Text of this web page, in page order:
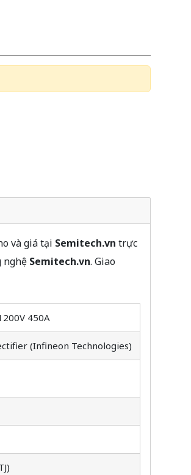
và giá tại Semitech.vn trực
nghệ Semitech.vn. Giao
450A
(Infineon Technologies)